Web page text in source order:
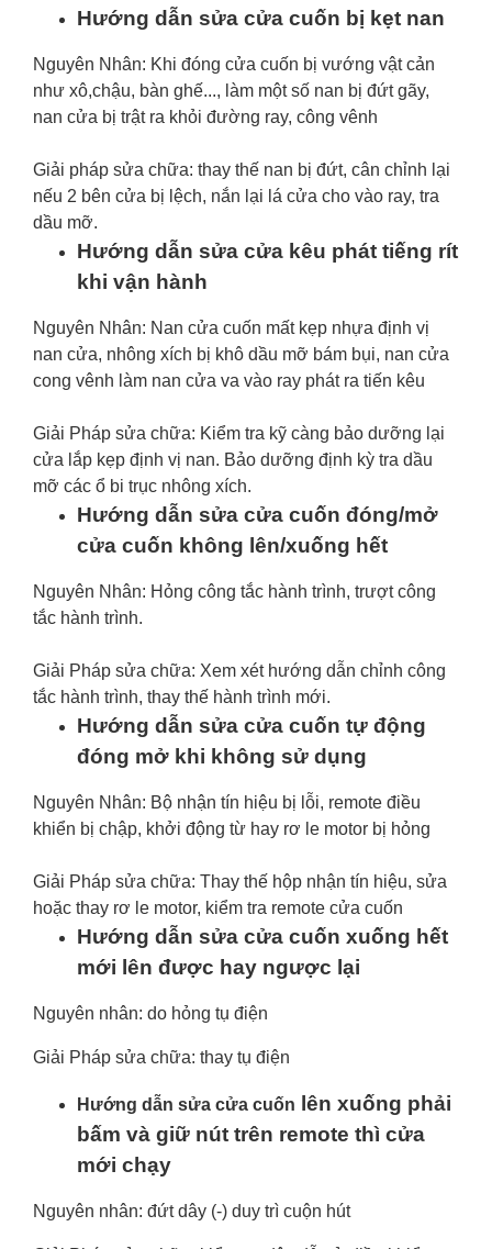
Hướng dẫn sửa cửa cuốn bị kẹt nan
Nguyên Nhân: Khi đóng cửa cuốn bị vướng vật cản
như xô,chậu, bàn ghế..., làm một số nan bị đứt gãy,
nan cửa bị trật ra khỏi đường ray, công vênh
Giải pháp sửa chữa: thay thế nan bị đứt, cân chỉnh lại
nếu 2 bên cửa bị lệch, nắn lại lá cửa cho vào ray, tra
dầu mỡ.
Hướng dẫn sửa cửa kêu phát tiếng rít
khi vận hành
Nguyên Nhân: Nan cửa cuốn mất kẹp nhựa định vị
nan cửa, nhông xích bị khô dầu mỡ bám bụi, nan cửa
cong vênh làm nan cửa va vào ray phát ra tiến kêu
Giải Pháp sửa chữa: Kiểm tra kỹ càng bảo dưỡng lại
cửa lắp kẹp định vị nan. Bảo dưỡng định kỳ tra dầu
mỡ các ổ bi trục nhông xích.
Hướng dẫn sửa cửa cuốn đóng/mở
cửa cuốn không lên/xuống hết
Nguyên Nhân: Hỏng công tắc hành trình, trượt công
tắc hành trình.
Giải Pháp sửa chữa: Xem xét hướng dẫn chỉnh công
tắc hành trình, thay thế hành trình mới.
Hướng dẫn sửa cửa cuốn tự động
đóng mở khi không sử dụng
Nguyên Nhân: Bộ nhận tín hiệu bị lỗi, remote điều
khiển bị chập, khởi động từ hay rơ le motor bị hỏng
Giải Pháp sửa chữa: Thay thế hộp nhận tín hiệu, sửa
hoặc thay rơ le motor, kiểm tra remote cửa cuốn
Hướng dẫn sửa cửa cuốn xuống hết
mới lên được hay ngược lại
Nguyên nhân: do hỏng tụ điện
Giải Pháp sửa chữa: thay tụ điện
Hướng dẫn sửa cửa cuốn
lên xuống phải
bấm và giữ nút trên remote thì cửa
mới chạy
Nguyên nhân: đứt dây (-) duy trì cuộn hút